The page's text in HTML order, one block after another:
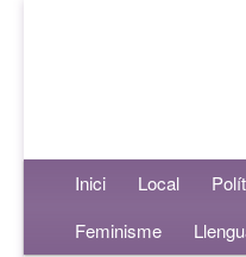
Menú principalAneu al contingut
Aneu al contingut
Inici Local
Feminisme